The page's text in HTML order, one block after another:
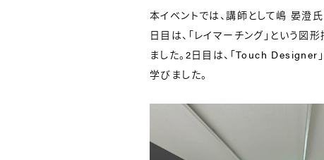
本イベントでは、講師として嶋 晏澄
日目は、「レイマーチング」という
ました。2日目は、「Touch Designer
学びました。